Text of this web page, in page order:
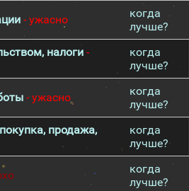
- ужасно
когда
лучше?
налоги -
когда
лучше?
- ужасно
когда
лучше?
продажа,
когда
лучше?
когда
лучше?